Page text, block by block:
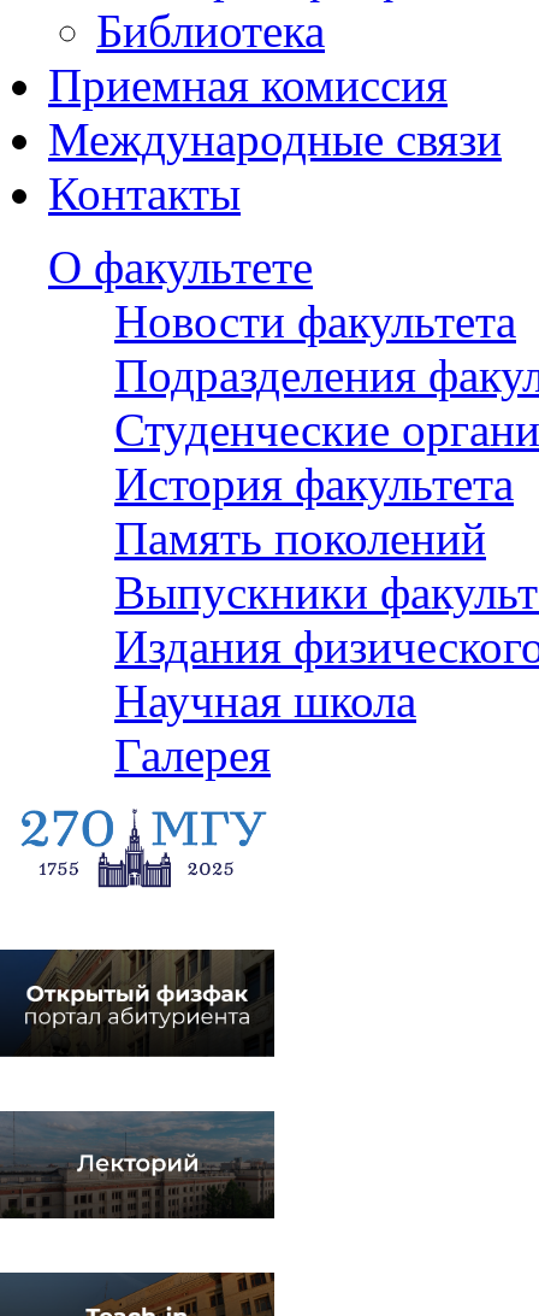
Библиотека
Приемная комиссия
Международные связи
Контакты
О факультете
Новости факультета
Подразделения
Студенческие
История факультета
Память поколений
Выпускники
Издания
Научная школа
Галерея